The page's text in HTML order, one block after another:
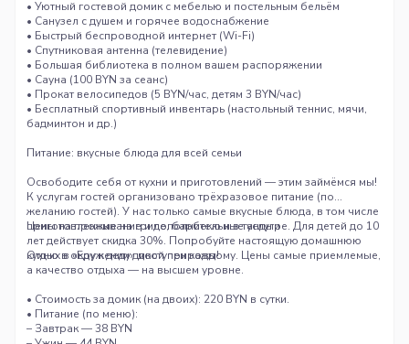
• Уютный гостевой домик с мебелью и постельным бельём
• Санузел с душем и горячее водоснабжение
• Быстрый беспроводной интернет (Wi-Fi)
• Спутниковая антенна (телевидение)
• Большая библиотека в полном вашем распоряжении
• Сауна (100 BYN за сеанс)
• Прокат велосипедов (5 BYN/час, детям 3 BYN/час)
• Бесплатный спортивный инвентарь (настольный теннис, мячи,
бадминтон и др.)
Питание: вкусные блюда для всей семьи
Освободите себя от кухни и приготовлений — этим займёмся мы!
К услугам гостей организовано трёхразовое питание (по
желанию гостей). У нас только самые вкусные блюда, в том числе
приготовленные на гриле, барбекю и в тандыре. Для детей до 10
лет действует скидка 30%. Попробуйте настоящую домашнюю
кухню в окружении дикой природы!
Цены на проживание и дополнительные услуги
Отдых в «Еду к деду» доступен каждому. Цены самые приемлемые,
а качество отдыха — на высшем уровне.
• Стоимость за домик (на двоих): 220 BYN в сутки.
• Питание (по меню):
– Завтрак — 38 BYN